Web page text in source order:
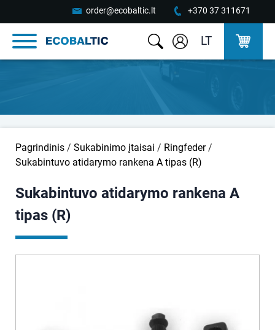
order@ecobaltic.lt +370 37 311671
LT
Pagrindinis / Sukabinimo įtaisai / Ringfeder/
Sukabintuvo atidarymo rankena A tipas (R)
Sukabintuvo atidarymo rankena A
tipas (R)